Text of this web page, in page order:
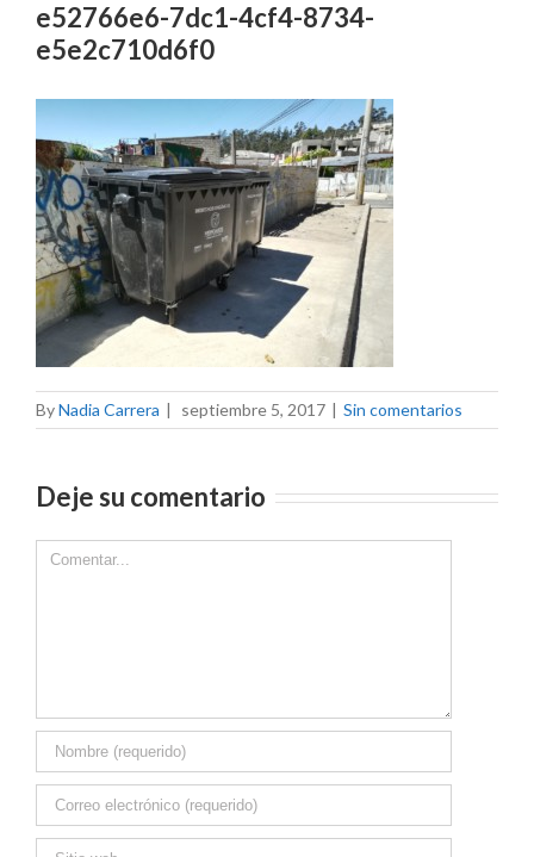
e52766e6-7dc1-4cf4-8734-
e5e2c710d6f0
ByNadia Carrera | septiembre 5, 2017 | Sin comentarios
Deje su comentario
Comment